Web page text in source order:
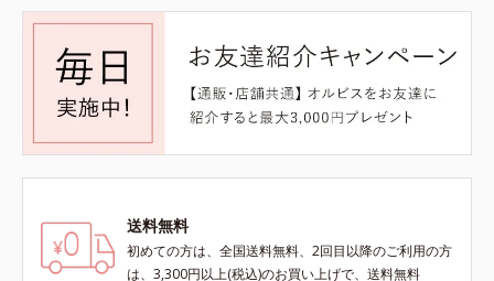
送料無料
初めての方は、全国送料無料、2回目以降のご利用の方
は、3,300円以上(税込)のお買い上げで、送料無料